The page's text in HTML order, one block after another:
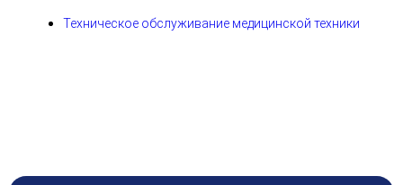
Техническое обслуживание медицинской техники